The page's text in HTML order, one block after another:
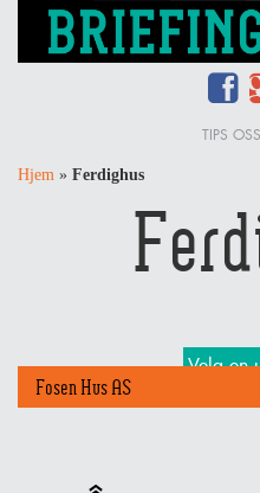
TIPS OSS
Hjem » Ferdighus
Fosen Hus AS